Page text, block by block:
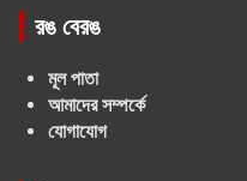
রঙ বেরঙ
মূল পাতা
আমাদের সম্পর্কে
যোগাযোগ